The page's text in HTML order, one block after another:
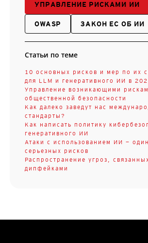
УПРАВЛЕНИЕ РИСКАМИ ИИ
OWASP ЗАКОН ЕС ОБ ИИ
Статьи по теме
10 основных рисков и мер по их
для LLM и генеративного ИИ в
Управление возникающими
общественной безопасности
Как далеко заведут нас
стандарты?
Как написать политику
генеративного ИИ
Атаки с использованием ИИ —
серьезных рисков
Распространение угроз,
дипфейками